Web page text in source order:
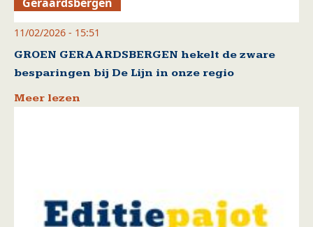
11/02/2026 - 15:51
GROEN GERAARDSBERGEN hekelt de zware
besparingen bij De Lijn in onze regio
Meer lezen